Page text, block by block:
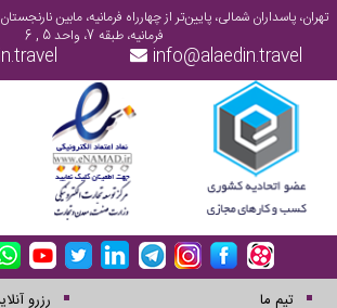
تهران، پاسداران شمالی، پایین‌تر از چهارراه فرمانیه، مابین
فرمانیه، طبقه 7، واحد 5 , 6
info@alaedin.travel
تیم ما
رزرو